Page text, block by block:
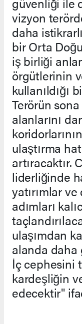
vizyon
daha
bir Orta
iş birliği
örgütlerinin
kullanıldığı
Terörün
alanlarını
ulaştırma
artıracaktır.
liderliğinde
yatırımlar
adımları
ulaşımdan
alanda daha
İç cephesini
kardeşliğin
edecektir"